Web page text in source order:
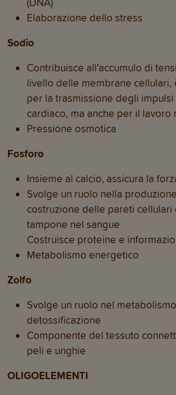
Elaborazione dello stress
Sodio
Contribuisce all'accumulo di
livello delle membrane cellulari,
per la trasmissione degli
cardiaco, ma anche per il lavoro
Pressione osmotica
Fosforo
Insieme al calcio, assicura la
Svolge un ruolo nella
costruzione delle pareti cellulari
tampone nel sangue
Costruisce proteine e
Metabolismo energetico
Zolfo
Svolge un ruolo nel
detossificazione
Componente del tessuto
peli e unghie
OLIGOELEMENTI